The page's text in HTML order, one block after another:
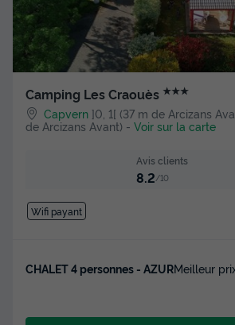
Camping Les Craouès ★★★
Capvern ]0, 1[ (37 m de Arcizans
de Arcizans Avant) - Voir sur la carte
Avis clients
8.2 /10
Wifi payant
CHALET 4 personnes - AZURMeilleur